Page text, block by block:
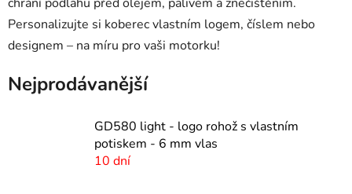
Personalizujte si koberec vlastním logem, číslem nebo
designem – na míru pro vaši motorku!
Nejprodávanější
GD580 light - logo rohož s vlastním
potiskem - 6 mm vlas
10 dní